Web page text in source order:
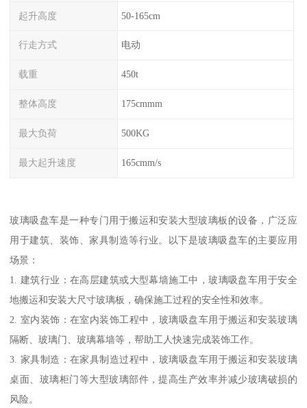
起升高度 50-165cm
行走方式 电动
载重 450t
整体高度 175cmmm
最大负荷 500KG
最大起升速度 165cmm/s
玻璃吸盘车是一种专门用于搬运和安装大型玻璃板的设备，广泛应
用于建筑、装饰、家具制造等行业。以下是玻璃吸盘车的主要应用
场景：
1. 建筑行业：在高层建筑或大型幕墙施工中，玻璃吸盘车用于安全
地搬运和安装大尺寸玻璃板，确保施工过程的安全性和效率。
2. 室内装饰：在室内装饰工程中，玻璃吸盘车用于搬运和安装玻璃
隔断、玻璃门、玻璃幕墙等，帮助工人快速完成装饰工作。
3. 家具制造：在家具制造过程中，玻璃吸盘车用于搬运和安装玻璃
桌面、玻璃柜门等大型玻璃部件，提高生产效率并减少玻璃破损的
风险。